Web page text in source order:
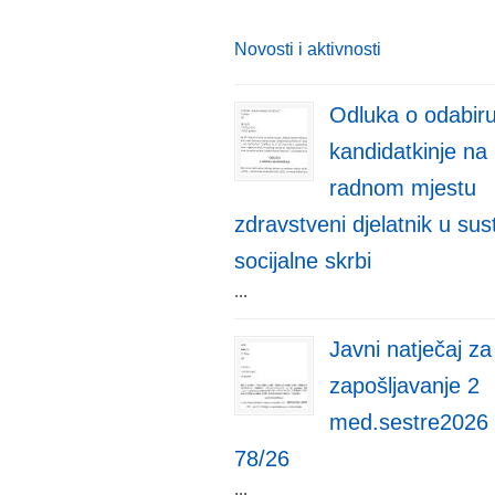
Novosti i aktivnosti
Odluka o odabiru
kandidatkinje na
radnom mjestu
zdravstveni djelatnik u
socijalne skrbi
...
Javni natječaj za
zapošljavanje 2
med.sestre2026
78/26
...